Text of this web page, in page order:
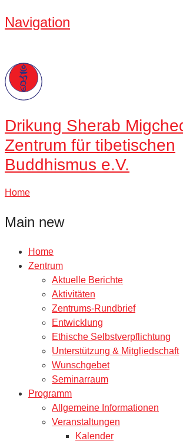
Navigation
Drikung Sherab
Zentrum für tibetischen
Buddhismus e.V.
Home
Main new
Home
Zentrum
Aktuelle Berichte
Aktivitäten
Zentrums-Rundbrief
Entwicklung
Ethische Selbstverpflichtung
Unterstützung & Mitgliedschaft
Wunschgebet
Seminarraum
Programm
Allgemeine Informationen
Veranstaltungen
Kalender